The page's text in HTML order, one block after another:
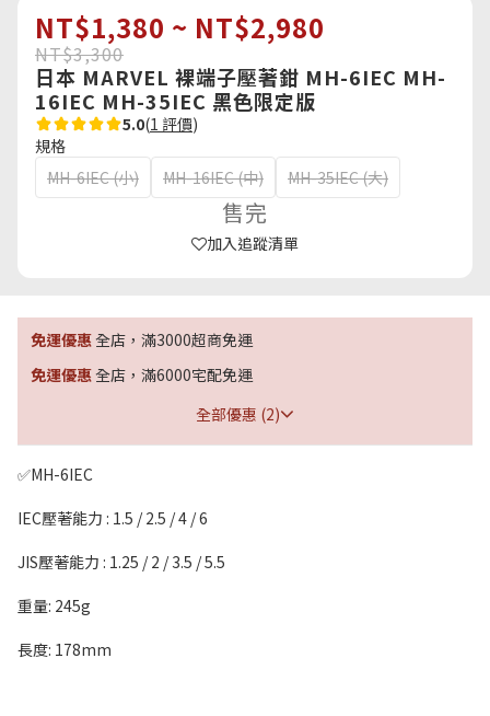
NT$1,380 ~ NT$2,980
NT$3,300
日本 MARVEL 裸端子壓著鉗 MH-6IEC MH-
16IEC MH-35IEC 黑色限定版
5.0(1 評價)
規格
MH-6IEC (小)
MH-16IEC (中) MH-35IEC (大)
售完
加入追蹤清單
免運優惠全店，滿3000超商免運
免運優惠全店，滿6000宅配免運
全部優惠 (2)
✅MH-6IEC
IEC壓著能力 : 1.5 / 2.5 / 4 / 6
JIS壓著能力 : 1.25 / 2 / 3.5 / 5.5
重量: 245g
長度: 178mm